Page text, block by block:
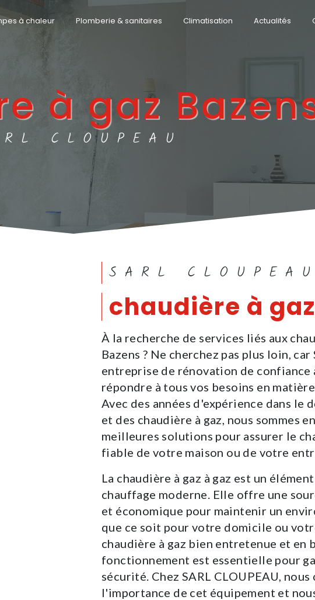
à chaleur Plomberie & sanitaires Climatisation Actualités
à gaz
CLOUPEAU
SARL CLOUPEAU
chaudière à
À la recherche de services liés aux
Bazens ? Ne cherchez pas plus loin,
entreprise de rénovation de confiance
répondre à tous vos besoins en
Avec des années d'expérience dans le
et des chaudière à gaz, nous sommes
meilleures solutions pour assurer le
fiable de votre maison ou de votre
La chaudière à gaz à gaz est un
chauffage moderne. Elle offre une
et économique pour maintenir un
que ce soit pour votre domicile ou
chaudière à gaz bien entretenue et en
fonctionnement est essentielle pour
sécurité. Chez SARL CLOUPEAU,
l'importance de cet équipement et